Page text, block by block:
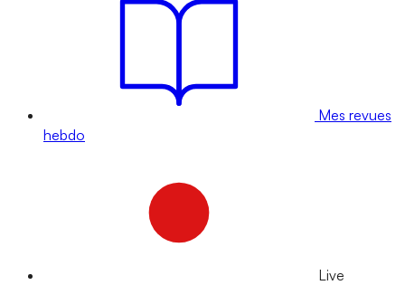
Mes revues
hebdo
Live